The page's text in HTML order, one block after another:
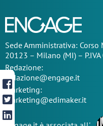
SedeAmministrativa: Corso
20123 – Milano (MI) –
Redazione:
redazione@engage.it
Marketing:
marketing@edimaker.it